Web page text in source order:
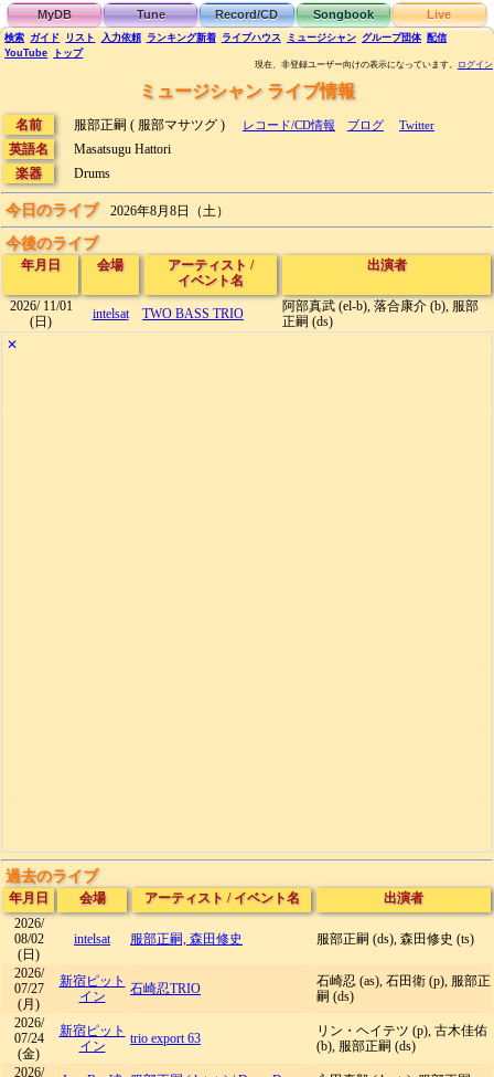
MyDB Tune Record/CD Songbook Live
検索 ガイド リスト 入力依頼 ランキング新着 ライブハウス ミュージシャン グループ団体 配信
YouTube
トップ
現在、非登録ユーザー向けの表示になっています。 ログイン
ミュージシャン ライブ情報
名前 服部正嗣 ( 服部マサツグ ) レコード/CD情報 ブログ Twitter
英語名
Masatsugu Hattori
楽器
Drums
今日のライブ 2026年8月8日（土）
今後のライブ
年月日 会場 アーティスト /
イベント名
出演者
2026/ 11/01
(日)
intelsat TWO BASS TRIO
阿部真武 (el-b), 落合康介 (b), 服部
正嗣 (ds)
✕
過去のライブ
年月日 会場 アーティスト / イベント名
出演者
2026/
08/02
(日)
intelsat 服部正嗣, 森田修史 服部正嗣 (ds), 森田修史 (ts)
2026/
07/27
(月)
新宿ピット
イン
石崎忍TRIO
石崎忍 (as), 石田衛 (p), 服部正
嗣 (ds)
2026/
07/24
(金)
新宿ピット
イン
trio export 63
リン・ヘイテツ (p), 古木佳佑
(b), 服部正嗣 (ds)
2026/